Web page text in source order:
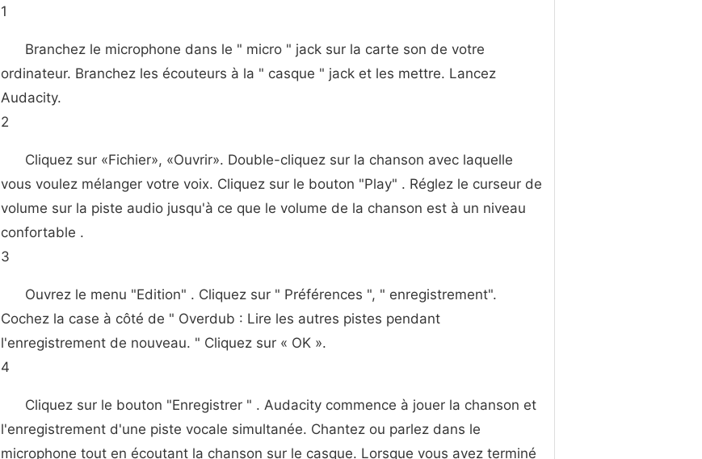
1
Branchez le microphone dans le " micro " jack sur la carte son de votre
ordinateur. Branchez les écouteurs à la " casque " jack et les mettre. Lancez
Audacity.
2
Cliquez sur «Fichier», «Ouvrir». Double-cliquez sur la chanson avec laquelle
vous voulez mélanger votre voix. Cliquez sur le bouton "Play" . Réglez le curseur de
volume sur la piste audio jusqu'à ce que le volume de la chanson est à un niveau
confortable .
3
Ouvrez le menu "Edition" . Cliquez sur " Préférences ", " enregistrement".
Cochez la case à côté de " Overdub : Lire les autres pistes pendant
l'enregistrement de nouveau. " Cliquez sur « OK ».
4
Cliquez sur le bouton "Enregistrer " . Audacity commence à jouer la chanson et
l'enregistrement d'une piste vocale simultanée. Chantez ou parlez dans le
microphone tout en écoutant la chanson sur le casque. Lorsque vous avez terminé